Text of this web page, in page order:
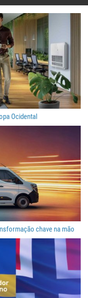
Ocidental
chave na mão